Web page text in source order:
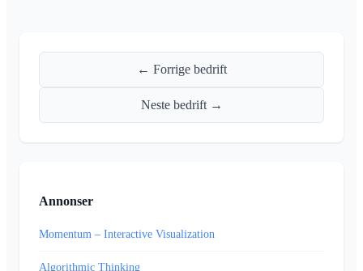
← Forrige bedrift
Neste bedrift →
Annonser
Momentum – Interactive Visualization
Algorithmic Thinking